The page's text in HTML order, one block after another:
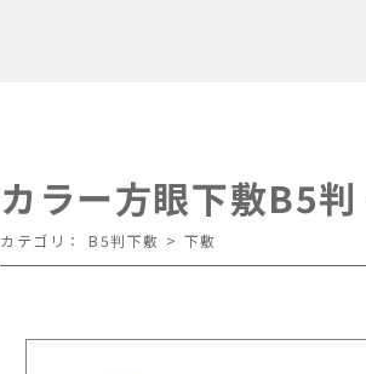
カラー方眼下敷B5
カテゴリ： B5判下敷 > 下敷